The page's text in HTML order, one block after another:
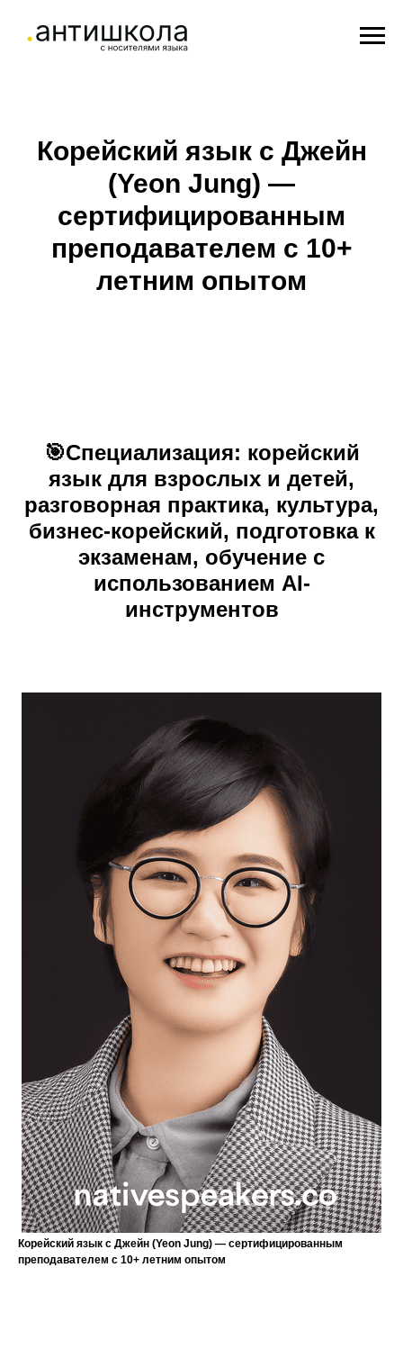
Корейский язык с Джейн
(Yeon Jung) —
сертифицированным
преподавателем с 10+
летним опытом
🎯Специализация: корейский
язык для взрослых и детей,
разговорная практика, культура,
бизнес-корейский, подготовка к
экзаменам, обучение с
использованием AI-
инструментов
Корейский язык с Джейн (Yeon Jung) — сертифицированным
преподавателем с 10+ летним опытом